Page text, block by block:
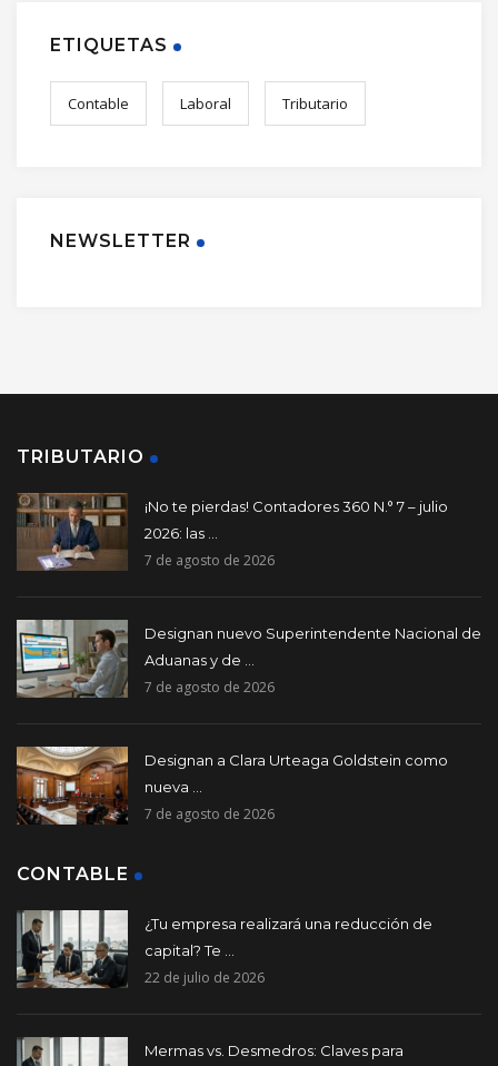
ETIQUETAS
Contable Laboral Tributario
NEWSLETTER
TRIBUTARIO
¡No te pierdas! Contadores 360 N.° 7 – julio
2026: las ...
7 de agosto de 2026
Designan nuevo Superintendente Nacional de
Aduanas y de ...
7 de agosto de 2026
Designan a Clara Urteaga Goldstein como
nueva ...
7 de agosto de 2026
CONTABLE
¿Tu empresa realizará una reducción de
capital? Te ...
22 de julio de 2026
Mermas vs. Desmedros: Claves para